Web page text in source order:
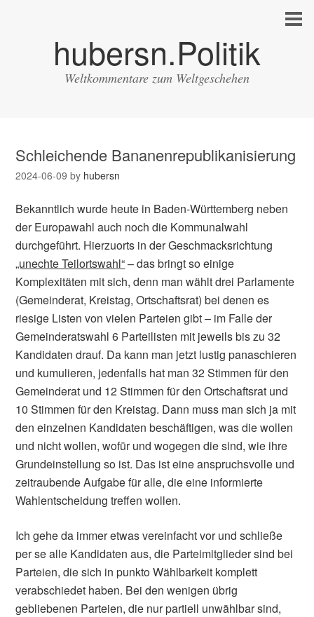
hubersn.Politik
Weltkommentare zum Weltgeschehen
Schleichende Bananenrepublikanisierung
2024-06-09 by hubersn
Bekanntlich wurde heute in Baden-Württemberg neben
der Europawahl auch noch die Kommunalwahl
durchgeführt. Hierzuorts in der Geschmacksrichtung
„unechte Teilortswahl“– das bringt so einige
Komplexitäten mit sich, denn man wählt drei Parlamente
(Gemeinderat, Kreistag, Ortschaftsrat) bei denen es
riesige Listen von vielen Parteien gibt – im Falle der
Gemeinderatswahl 6 Parteilisten mit jeweils bis zu 32
Kandidaten drauf. Da kann man jetzt lustig panaschieren
und kumulieren, jedenfalls hat man 32 Stimmen für den
Gemeinderat und 12 Stimmen für den Ortschaftsrat und
10 Stimmen für den Kreistag. Dann muss man sich ja mit
den einzelnen Kandidaten beschäftigen, was die wollen
und nicht wollen, wofür und wogegen die sind, wie ihre
Grundeinstellung so ist. Das ist eine anspruchsvolle und
zeitraubende Aufgabe für alle, die eine informierte
Wahlentscheidung treffen wollen.
Ich gehe da immer etwas vereinfacht vor und schließe
per se alle Kandidaten aus, die Parteimitglieder sind bei
Parteien, die sich in punkto Wählbarkeit komplett
verabschiedet haben. Bei den wenigen übrig
gebliebenen Parteien, die nur partiell unwählbar sind,